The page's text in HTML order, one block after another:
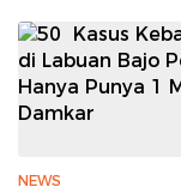
NEWS